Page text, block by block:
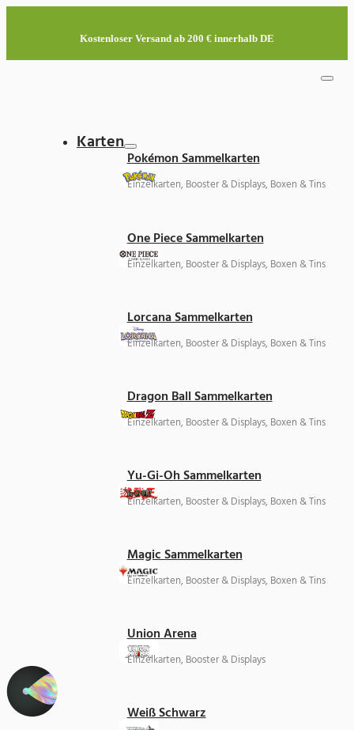
Kostenloser Versand ab 200 € innerhalb DE
Karten
Pokémon Sammelkarten
Einzelkarten, Booster & Displays, Boxen & Tins
One Piece Sammelkarten
Einzelkarten, Booster & Displays, Boxen & Tins
Lorcana Sammelkarten
Einzelkarten, Booster & Displays, Boxen & Tins
Dragon Ball Sammelkarten
Einzelkarten, Booster & Displays, Boxen & Tins
Yu-Gi-Oh Sammelkarten
Einzelkarten, Booster & Displays, Boxen & Tins
Magic Sammelkarten
Einzelkarten, Booster & Displays, Boxen & Tins
Union Arena
Einzelkarten, Booster & Displays
Weiß Schwarz